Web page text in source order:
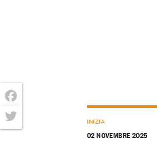
INIZIA
02 NOVEMBRE 2025
Facebook
Twitter